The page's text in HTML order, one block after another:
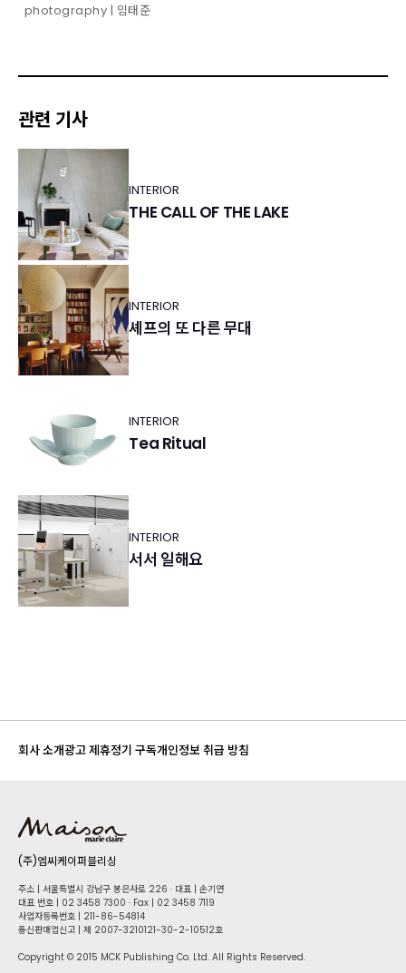
photography | 임태준
관련 기사
INTERIOR
THE CALL OF THE LAKE
INTERIOR
셰프의 또 다른 무대
INTERIOR
Tea Ritual
INTERIOR
서서 일해요
회사 소개광고 제휴정기 구독개인정보 취급 방침
(주)엠씨케이퍼블리싱
주소 | 서울특별시 강남구 봉은사로 226 · 대표 | 손기연
대표 번호 | 02 34​58 7300 · Fax | 02 34​58 7119
사업자등록번호 | 211-86-5​4814
통신판매업신고 | 제 2007-3210121-30-2-10512호
Copyright © 2015 MCK Publishing Co. Ltd. All Rights Reserved.